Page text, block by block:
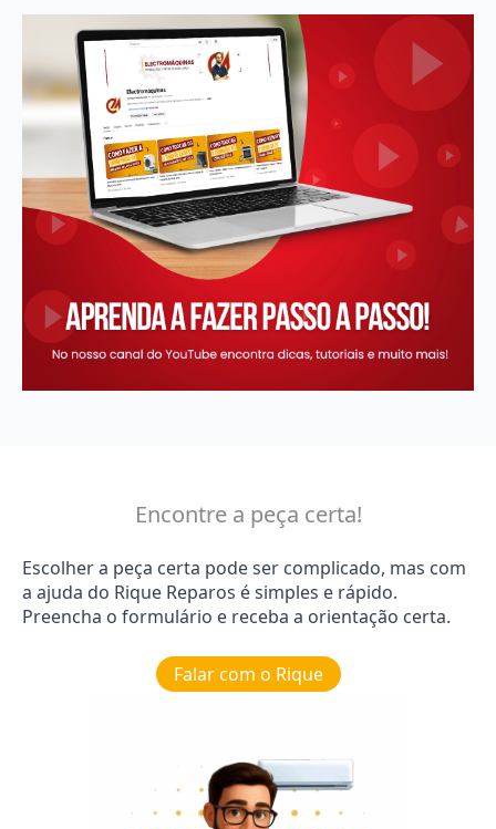
Encontre a peça certa!
Escolher a peça certa pode ser complicado, mas com
a ajuda do Rique Reparos é simples e rápido.
Preencha o formulário e receba a orientação certa.
Falar com o Rique